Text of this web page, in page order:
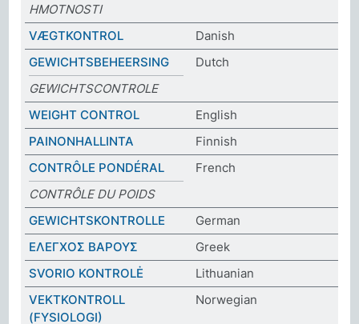
HMOTNOSTI
VÆGTKONTROL
Danish
GEWICHTSBEHEERSING
Dutch
GEWICHTSCONTROLE
WEIGHT CONTROL
English
PAINONHALLINTA
Finnish
CONTRÔLE PONDÉRAL
French
CONTRÔLE DU POIDS
GEWICHTSKONTROLLE
German
ΕΛΕΓΧΟΣ ΒΑΡΟΥΣ
Greek
SVORIO KONTROLĖ
Lithuanian
VEKTKONTROLL
(FYSIOLOGI)
Norwegian